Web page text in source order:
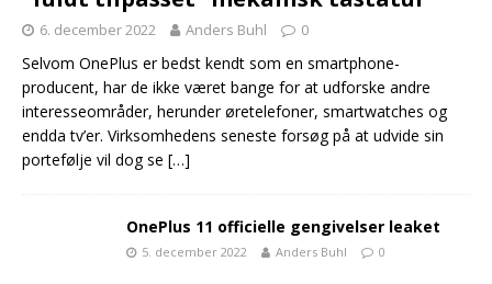
6. december 2022 Anders Buhl 0
Selvom OnePlus er bedst kendt som en smartphone-
producent, har de ikke været bange for at udforske andre
interesseområder, herunder øretelefoner, smartwatches og
endda tv’er. Virksomhedens seneste forsøg på at udvide sin
portefølje vil dog se […]
OnePlus 11 officielle gengivelser leaket
5. december 2022 Anders Buhl 0